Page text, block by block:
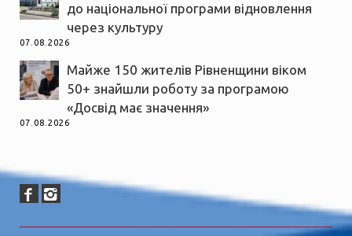
до національної програми відновлення
через культуру
07.08.2026
Майже 150 жителів Рівненщини віком
50+ знайшли роботу за програмою
«Досвід має значення»
07.08.2026